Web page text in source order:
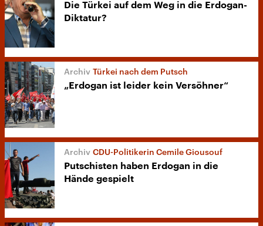
Die Türkei auf dem Weg in die Erdogan-
Diktatur?
Türkei nach dem Putsch
„Erdogan ist leider kein Versöhner“
CDU-Politikerin Cemile Giousouf
Putschisten haben Erdogan in die
Hände gespielt